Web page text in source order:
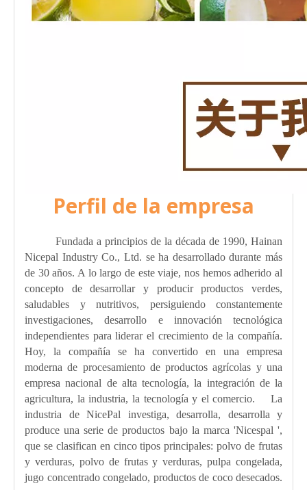
Perfil de la empresa
Fundada a principios de la década de 1990, Hainan
Nicepal Industry Co., Ltd. se ha desarrollado durante más
de 30 años. A lo largo de este viaje, nos hemos adherido al
concepto de desarrollar y producir productos verdes,
saludables y nutritivos, persiguiendo constantemente
investigaciones, desarrollo e innovación tecnológica
independientes para liderar el crecimiento de la compañía.
Hoy, la compañía se ha convertido en una empresa
moderna de procesamiento de productos agrícolas y una
empresa nacional de alta tecnología, la integración de la
agricultura, la industria, la tecnología y el comercio. La
industria de NicePal investiga, desarrolla, desarrolla y
produce una serie de productos bajo la marca 'Nicespal ',
que se clasifican en cinco tipos principales: polvo de frutas
y verduras, polvo de frutas y verduras, pulpa congelada,
jugo concentrado congelado, productos de coco desecados.